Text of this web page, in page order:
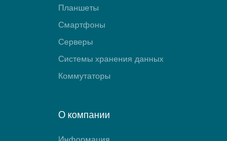
Планшеты
Смартфоны
Серверы
Системы хранения данных
Коммутаторы
О компании